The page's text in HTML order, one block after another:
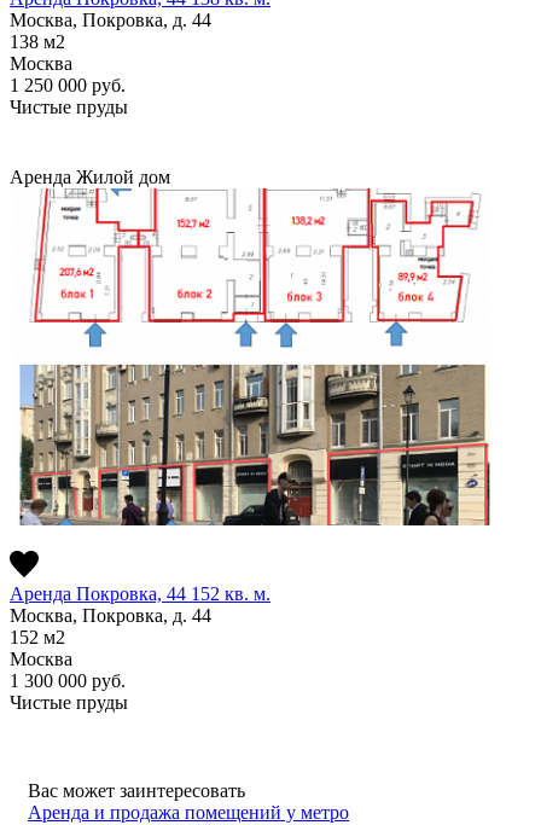
Москва, Покровка, д. 44
138 м2
Москва
1 250 000 руб.
Чистые пруды
Аренда Жилой дом
Аренда Покровка, 44 152 кв. м.
Москва, Покровка, д. 44
152 м2
Москва
1 300 000 руб.
Чистые пруды
Вас может заинтересовать
Аренда и продажа помещений у метро